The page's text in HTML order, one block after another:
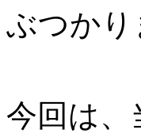
ぶつかり
今回は、